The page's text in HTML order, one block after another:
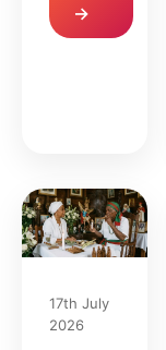
→
17th July
2026